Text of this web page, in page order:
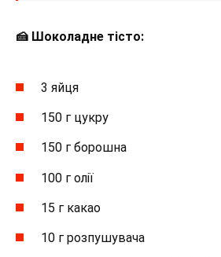
🍰 Шоколадне тісто:
3 яйця
150 г цукру
150 г борошна
100 г олії
15 г какао
10 г розпушувача